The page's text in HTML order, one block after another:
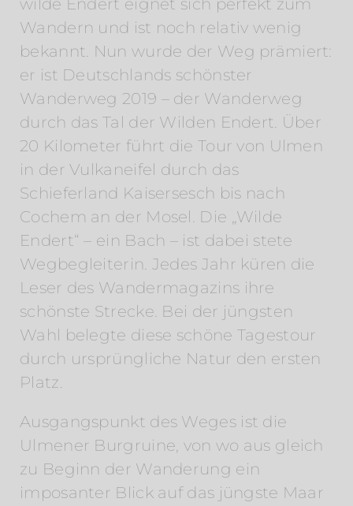
wilde Endert eignet sich perfekt zum
Wandern und ist noch relativ wenig
bekannt. Nun wurde der Weg prämiert:
er ist Deutschlands schönster
Wanderweg 2019 – der Wanderweg
durch das Tal der Wilden Endert. Über
20 Kilometer führt die Tour von Ulmen
in der Vulkaneifel durch das
Schieferland Kaisersesch bis nach
Cochem an der Mosel. Die „Wilde
Endert“ – ein Bach – ist dabei stete
Wegbegleiterin. Jedes Jahr küren die
Leser des Wandermagazins ihre
schönste Strecke. Bei der jüngsten
Wahl belegte diese schöne Tagestour
durch ursprüngliche Natur den ersten
Platz.
Ausgangspunkt des Weges ist die
Ulmener Burgruine, von wo aus gleich
zu Beginn der Wanderung ein
imposanter Blick auf das jüngste Maar